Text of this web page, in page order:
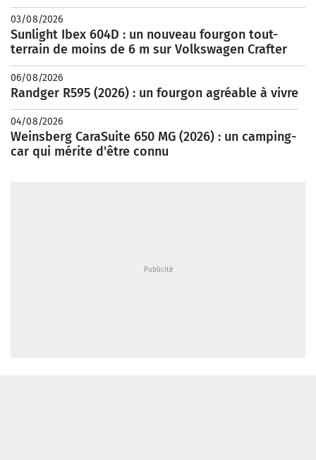
03/08/2026
Sunlight Ibex 604D : un nouveau fourgon tout-
terrain de moins de 6 m sur Volkswagen Crafter
06/08/2026
Randger R595 (2026) : un fourgon agréable à vivre
04/08/2026
Weinsberg CaraSuite 650 MG (2026) : un camping-
car qui mérite d'être connu